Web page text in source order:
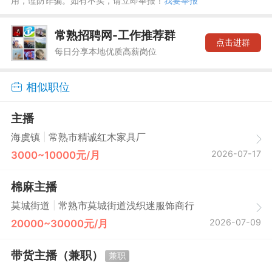
常熟招聘网-工作推荐群
每日分享本地优质高薪岗位
点击进群
相似职位
主播
海虞镇 常熟市精诚红木家具厂
3000~10000元/月 2026-07-17
棉麻主播
莫城街道 常熟市莫城街道浅织迷服饰商行
20000~30000元/月 2026-07-09
带货主播（兼职） 兼职